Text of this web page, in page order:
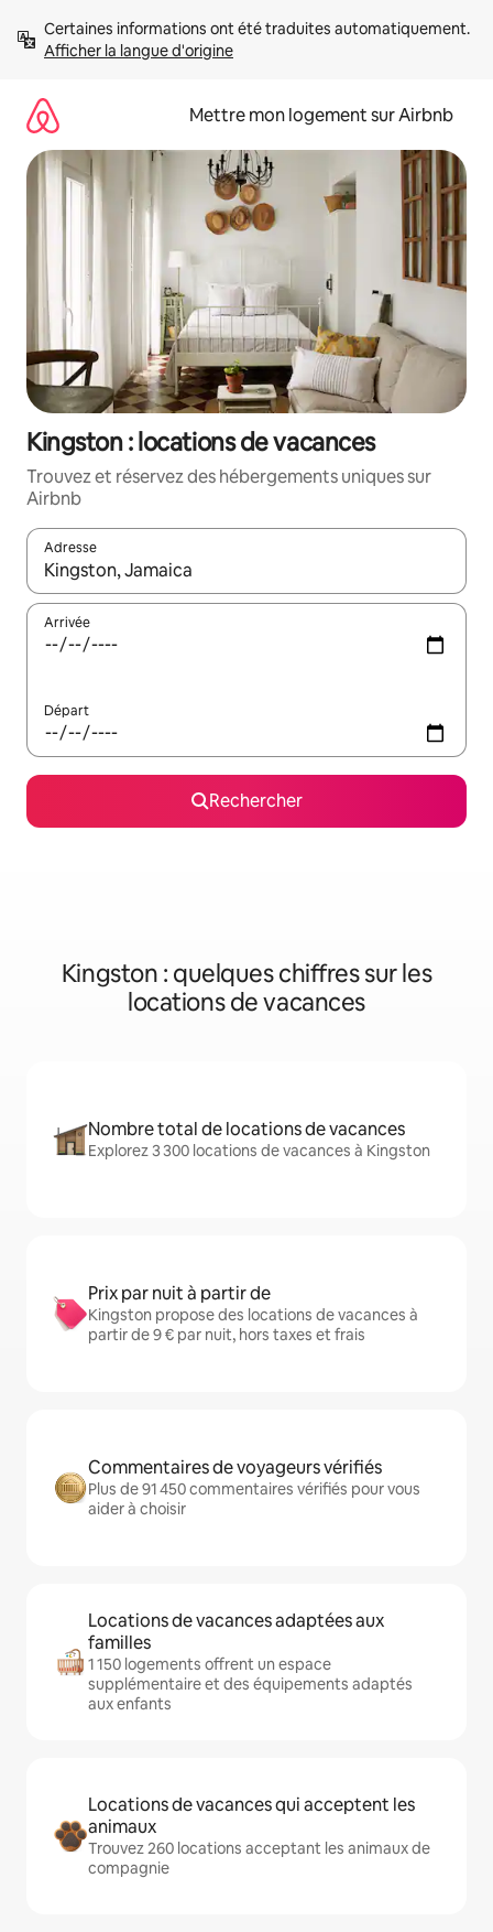
directement
Afficher la langue d'origine
Mettre mon logement sur Airbnb
Kingston : locations de vacances
Trouvez et réservez des hébergements uniques sur
Airbnb
Adresse
Lorsque les résultats s'affichent, utilisez les flèches vers le
Arrivée
Départ
Rechercher
Kingston : quelques chiffres sur les
locations de vacances
Nombre total de locations de vacances
Explorez 3 300 locations de vacances à Kingston
Prix par nuit à partir de
Kingston propose des locations de vacances à
partir de 9 € par nuit, hors taxes et frais
Commentaires de voyageurs vérifiés
Plus de 91 450 commentaires vérifiés pour vous
aider à choisir
Locations de vacances adaptées aux
familles
1 150 logements offrent un espace
supplémentaire et des équipements adaptés
aux enfants
Locations de vacances qui acceptent les
animaux
Trouvez 260 locations acceptant les animaux de
compagnie